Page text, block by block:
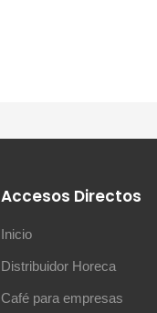
Accesos Directos
Inicio
Distribuidor Horeca
Café para empresas